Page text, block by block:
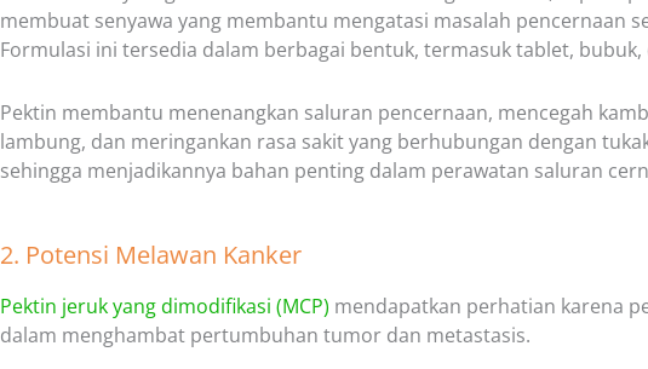
membuat senyawa yang membantu mengatasi masalah pencernaan
Formulasi ini tersedia dalam berbagai bentuk, termasuk tablet, bubuk,
Pektin membantu menenangkan saluran pencernaan, mencegah
lambung, dan meringankan rasa sakit yang berhubungan dengan
sehingga menjadikannya bahan penting dalam perawatan saluran
2. Potensi Melawan Kanker
Pektin jeruk yang dimodifikasi (MCP) mendapatkan perhatian karena
dalam menghambat pertumbuhan tumor dan metastasis.